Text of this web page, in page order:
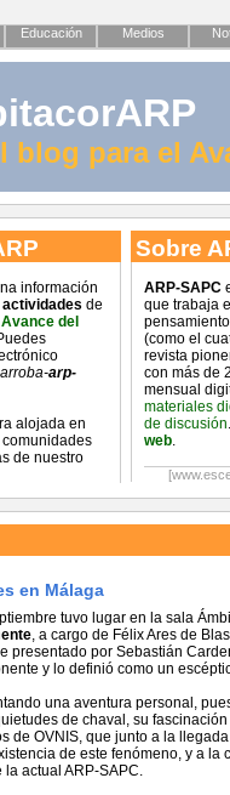
Educación Medios
blog para el
información
actividades de
del
arp-
alojada en
de nuestro
Sobre
ARP-SAPC
que trabaja
(como el
revista
con más de
mensual
materiales
de discusión
web.
en Málaga
tuvo lugar en la sala
, a cargo de Félix Ares de
presentado por Sebastián
y lo definió como un
una aventura personal,
de chaval, su
de OVNIS, que junto a la
de este fenómeno, y a la
actual ARP-SAPC.